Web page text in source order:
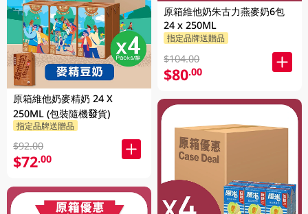
原箱維他奶麥精奶 24 X
250ML (包裝隨機發貨)
指定品牌送贈品
$92.00
$72.00
原箱維他奶朱古力燕麥奶6包
24 x 250ML
指定品牌送贈品
$104.00
$80.00